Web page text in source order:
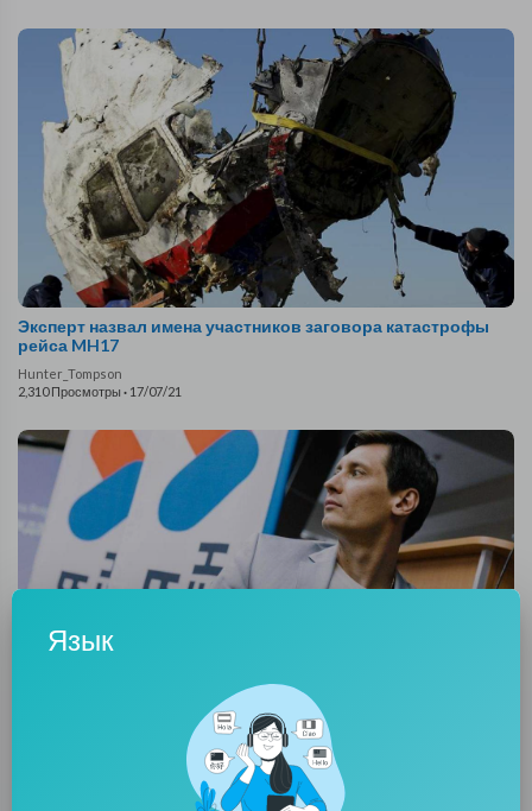
Эксперт назвал имена участников заговора катастрофы
рейса MH17
Hunter_Tompson
2,310 Просмотры · 17/07/21
Гудков сбежал от российского правосудия в Незалежную
Язык